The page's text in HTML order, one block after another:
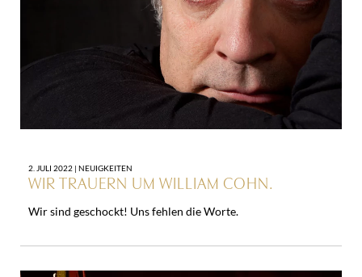
2. JULI 2022 | NEUIGKEITEN
WIR TRAUERN UM WILLIAM COHN.
Wir sind geschockt! Uns fehlen die Worte.